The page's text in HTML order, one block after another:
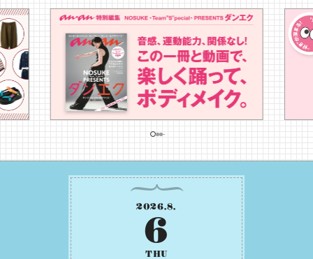
2026.8.
6
THU